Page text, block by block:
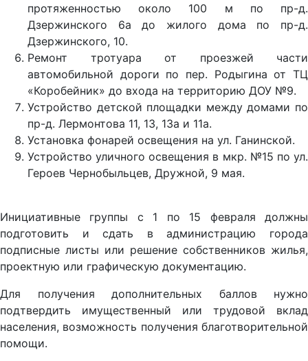
протяженностью около 100 м по пр-д.
Дзержинского 6а до жилого дома по пр-д.
Дзержинского, 10.
Ремонт тротуара от проезжей части
автомобильной дороги по пер. Родыгина от ТЦ
«Коробейник» до входа на территорию ДОУ №9.
Устройство детской площадки между домами по
пр-д. Лермонтова 11, 13, 13а и 11а.
Установка фонарей освещения на ул. Ганинской.
Устройство уличного освещения в мкр. №15 по ул.
Героев Чернобыльцев, Дружной, 9 мая.
Инициативные группы с 1 по 15 февраля должны
подготовить и сдать в администрацию города
подписные листы или решение собственников жилья,
проектную или графическую документацию.
Для получения дополнительных баллов нужно
подтвердить имущественный или трудовой вклад
населения, возможность получения благотворительной
помощи.